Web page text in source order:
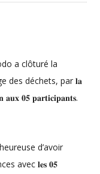
a clôturé la
des déchets, par 𝐥𝐚
𝐚𝐮𝐱 𝟎𝟓 𝐩𝐚𝐫𝐭𝐢𝐜𝐢𝐩𝐚𝐧𝐭𝐬.
d’avoir
avec 𝐥𝐞𝐬 𝟎𝟓